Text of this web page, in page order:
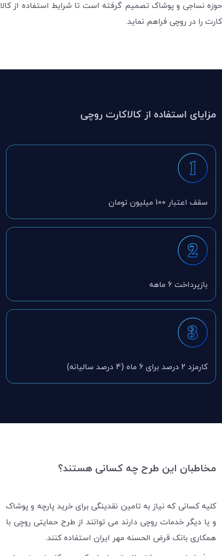
حوزه نساجی و پوشاک تصمیم گرفته است تا شرایط استفاده از کالا
کارت را در روچی فراهم نماید.
مزایای استفاده از کالاکارت روچی
سقف اعتبار 100 میلیون تومان
بازپرداخت 6 ماهه
کارمزد 2 درصد برای 6 ماه (4 درصد سالیانه)
مخاطبان این طرح چه کسانی هستند؟
کلیه کسانی که نیاز به تامین نقدینگی برای خرید پارچه و پوشاک
و یا دیگر خدمات روچی دارند می توانند از طرح حمایتی روچی با
همکاری بانک قرض الحسنه مهر ایران استفاده کنند.